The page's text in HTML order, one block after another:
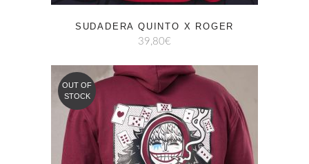
SUDADERA QUINTO X ROGER
39,80€
OUT OF
STOCK